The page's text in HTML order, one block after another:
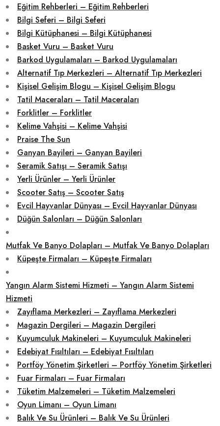
Eğitim Rehberleri – Eğitim Rehberleri
Bilgi Seferi – Bilgi Seferi
Bilgi Kütüphanesi – Bilgi Kütüphanesi
Basket Vuru – Basket Vuru
Barkod Uygulamaları – Barkod Uygulamaları
Alternatif Tıp Merkezleri – Alternatif Tıp Merkezleri
Kişisel Gelişim Blogu – Kişisel Gelişim Blogu
Tatil Maceraları – Tatil Maceraları
Forklitler – Forklitler
Kelime Vahşisi – Kelime Vahşisi
Praise The Sun
Ganyan Bayileri – Ganyan Bayileri
Seramik Satışı – Seramik Satışı
Yerli Ürünler – Yerli Ürünler
Scooter Satış – Scooter Satış
Evcil Hayvanlar Dünyası – Evcil Hayvanlar Dünyası
Düğün Salonları – Düğün Salonları
Mutfak Ve Banyo Dolapları – Mutfak Ve Banyo Dolapları
Küpeşte Firmaları – Küpeşte Firmaları
Yangın Alarm Sistemi Hizmeti – Yangın Alarm Sistemi
Hizmeti
Zayıflama Merkezleri – Zayıflama Merkezleri
Magazin Dergileri – Magazin Dergileri
Kuyumculuk Makineleri – Kuyumculuk Makineleri
Edebiyat Fısıltıları – Edebiyat Fısıltıları
Portföy Yönetim Şirketleri – Portföy Yönetim Şirketleri
Fuar Firmaları – Fuar Firmaları
Tüketim Malzemeleri – Tüketim Malzemeleri
Oyun Limanı – Oyun Limanı
Balık Ve Su Ürünleri – Balık Ve Su Ürünleri